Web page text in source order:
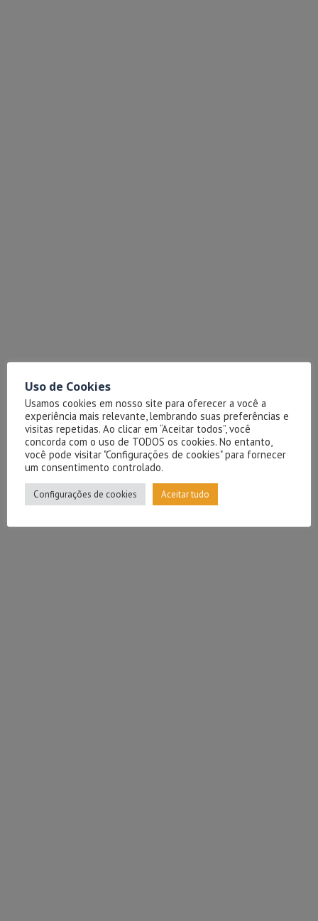
Uso de Cookies
Usamos cookies em nosso site para oferecer a você a
experiência mais relevante, lembrando suas preferências e
visitas repetidas. Ao clicar em “Aceitar todos”, você
concorda com o uso de TODOS os cookies. No entanto,
você pode visitar "Configurações de cookies" para fornecer
um consentimento controlado.
Configurações de cookies Aceitar tudo